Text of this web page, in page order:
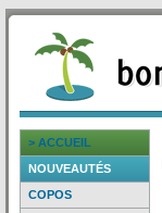
> ACCUEIL
NOUVEAUTÉS
COPOS